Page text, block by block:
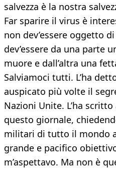
salvezza è la nostra
Far sparire il virus è
non dev’essere oggetto
dev’essere da una parte
muore e dall’altra una
Salviamoci tutti. L’ha
auspicato più volte il
Nazioni Unite. L’ha
questo giornale,
militari di tutto il mondo
grande e pacifico
m’aspettavo. Ma non è